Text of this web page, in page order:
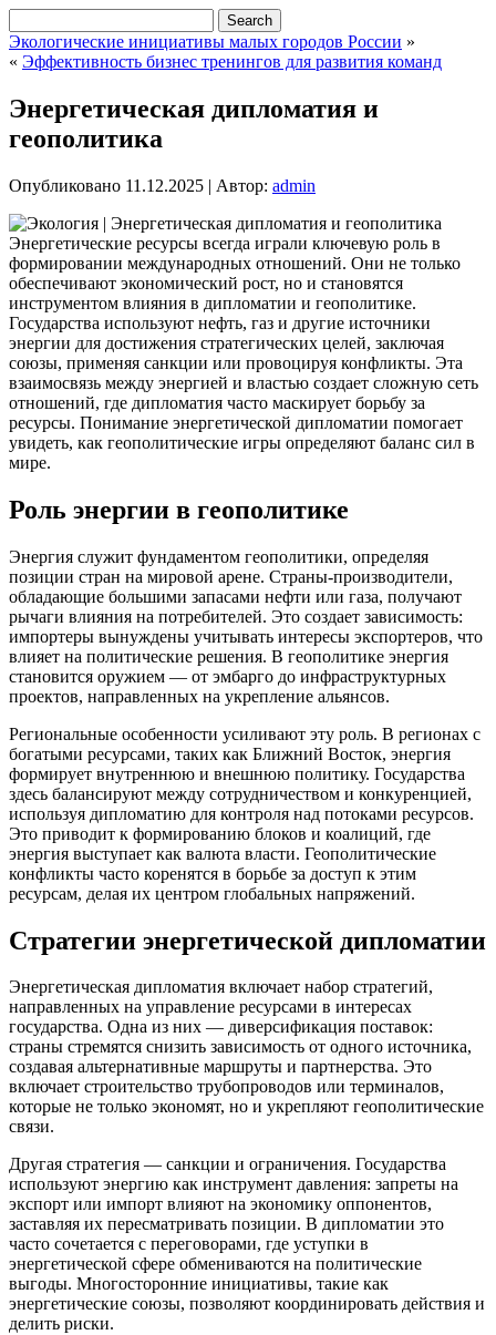
Экологические инициативы малых городов России »
« Эффективность бизнес тренингов для развития команд
Энергетическая дипломатия и
геополитика
Опубликовано 11.12.2025 | Автор: admin
Энергетические ресурсы всегда играли ключевую роль в
формировании международных отношений. Они не только
обеспечивают экономический рост, но и становятся
инструментом влияния в дипломатии и геополитике.
Государства используют нефть, газ и другие источники
энергии для достижения стратегических целей, заключая
союзы, применяя санкции или провоцируя конфликты. Эта
взаимосвязь между энергией и властью создает сложную сеть
отношений, где дипломатия часто маскирует борьбу за
ресурсы. Понимание энергетической дипломатии помогает
увидеть, как геополитические игры определяют баланс сил в
мире.
Роль энергии в геополитике
Энергия служит фундаментом геополитики, определяя
позиции стран на мировой арене. Страны-производители,
обладающие большими запасами нефти или газа, получают
рычаги влияния на потребителей. Это создает зависимость:
импортеры вынуждены учитывать интересы экспортеров, что
влияет на политические решения. В геополитике энергия
становится оружием — от эмбарго до инфраструктурных
проектов, направленных на укрепление альянсов.
Региональные особенности усиливают эту роль. В регионах с
богатыми ресурсами, таких как Ближний Восток, энергия
формирует внутреннюю и внешнюю политику. Государства
здесь балансируют между сотрудничеством и конкуренцией,
используя дипломатию для контроля над потоками ресурсов.
Это приводит к формированию блоков и коалиций, где
энергия выступает как валюта власти. Геополитические
конфликты часто коренятся в борьбе за доступ к этим
ресурсам, делая их центром глобальных напряжений.
Стратегии энергетической дипломатии
Энергетическая дипломатия включает набор стратегий,
направленных на управление ресурсами в интересах
государства. Одна из них — диверсификация поставок:
страны стремятся снизить зависимость от одного источника,
создавая альтернативные маршруты и партнерства. Это
включает строительство трубопроводов или терминалов,
которые не только экономят, но и укрепляют геополитические
связи.
Другая стратегия — санкции и ограничения. Государства
используют энергию как инструмент давления: запреты на
экспорт или импорт влияют на экономику оппонентов,
заставляя их пересматривать позиции. В дипломатии это
часто сочетается с переговорами, где уступки в
энергетической сфере обмениваются на политические
выгоды. Многосторонние инициативы, такие как
энергетические союзы, позволяют координировать действия и
делить риски.